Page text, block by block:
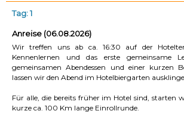
Tag: 1
Anreise (06.08.2026)
Wir treffen uns ab ca. 16:30 auf der
Kennenlernen und das erste gemeinsame
gemeinsamen Abendessen und einer kurzen
lassen wir den Abend im Hotelbiergarten
Für alle, die bereits früher im Hotel sind, starten
kurze ca. 100 Km lange Einrollrunde.